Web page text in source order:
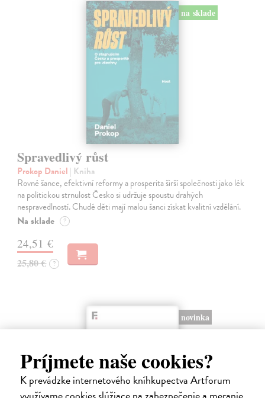
Príjmete naše cookies?
K prevádzke internetového kníhkupectva Artforum
na sklade
Spravedlivý růst
Prokop Daniel | Kniha
Rovné šance, efektivní reformy a prosperita širší společnosti jako lék
na politickou strnulost Česko si udržuje spoustu drahých
nespravedlností. Chudé děti mají malou šanci získat kvalitní vzdělání.
Na sklade ?
24,51 €
25,80 € ?
novinka